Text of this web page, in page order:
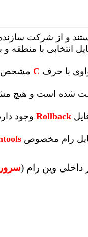
و از شرکت
انتخابی با منطقه و
با حرف C مشخص
شده است و هیچ
Rollback وجود
رام مخصوص
داخلی وین رام (سرور